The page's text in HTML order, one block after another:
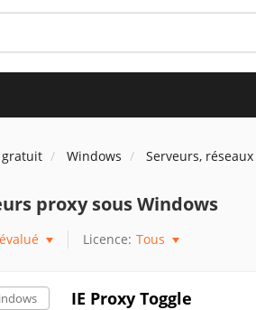
gratuit Windows Serveurs, réseaux
proxy sous Windows
évalué Licence: Tous
IE Proxy Toggle